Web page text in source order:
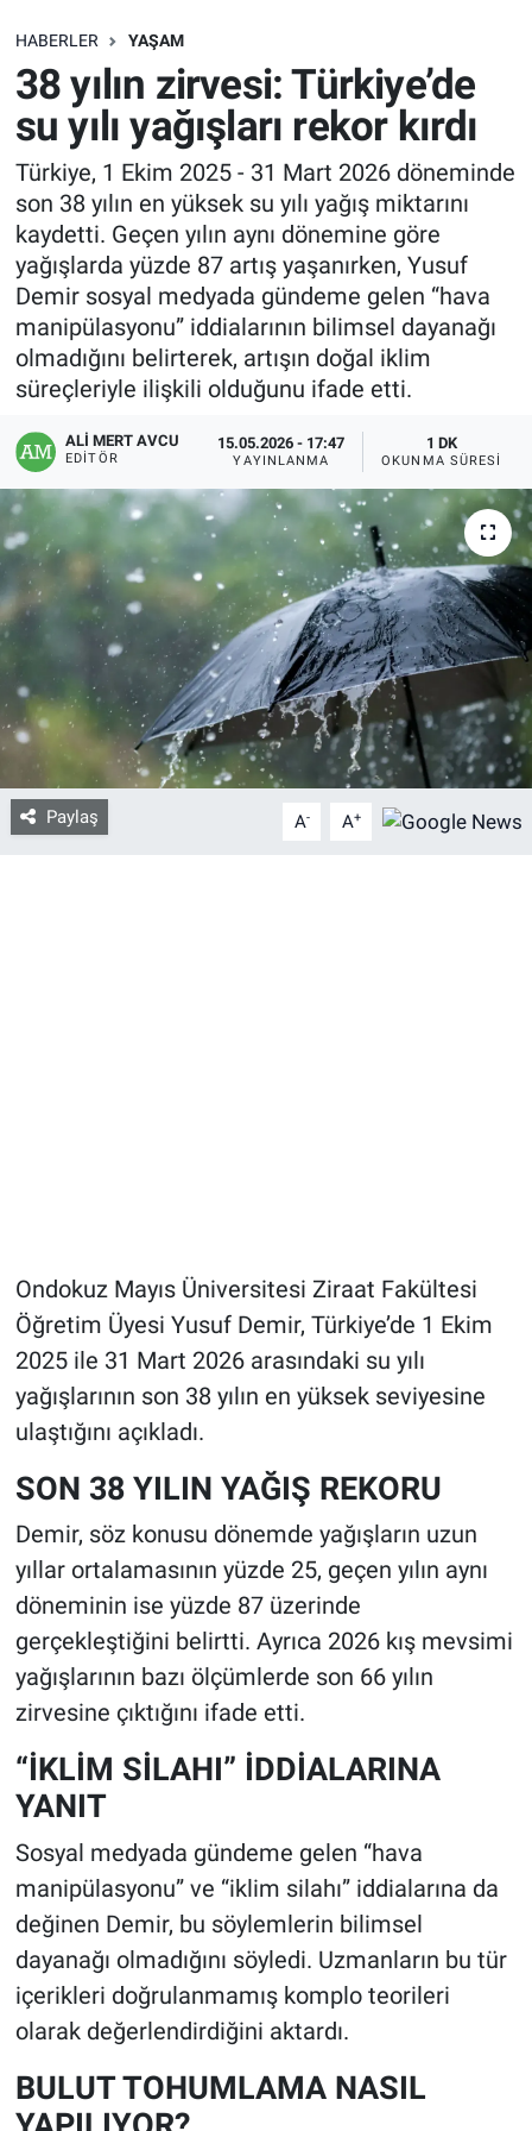
HABERLER YAŞAM
38 yılın zirvesi: Türkiye’de
su yılı yağışları rekor kırdı
Türkiye, 1 Ekim 2025 - 31 Mart 2026 döneminde
son 38 yılın en yüksek su yılı yağış miktarını
kaydetti. Geçen yılın aynı dönemine göre
yağışlarda yüzde 87 artış yaşanırken, Yusuf
Demir sosyal medyada gündeme gelen “hava
manipülasyonu” iddialarının bilimsel dayanağı
olmadığını belirterek, artışın doğal iklim
süreçleriyle ilişkili olduğunu ifade etti.
ALI MERT AVCU
EDITÖR
15.05.2026 - 17:47
YAYINLANMA
1 DK
OKUNMA SÜRESI
Paylaş A- A+
Ondokuz Mayıs Üniversitesi Ziraat Fakültesi
Öğretim Üyesi Yusuf Demir, Türkiye’de 1 Ekim
2025 ile 31 Mart 2026 arasındaki su yılı
yağışlarının son 38 yılın en yüksek seviyesine
ulaştığını açıkladı.
SON 38 YILIN YAĞIŞ REKORU
Demir, söz konusu dönemde yağışların uzun
yıllar ortalamasının yüzde 25, geçen yılın aynı
döneminin ise yüzde 87 üzerinde
gerçekleştiğini belirtti. Ayrıca 2026 kış mevsimi
yağışlarının bazı ölçümlerde son 66 yılın
zirvesine çıktığını ifade etti.
“İKLİM SİLAHI” İDDİALARINA
YANIT
Sosyal medyada gündeme gelen “hava
manipülasyonu” ve “iklim silahı” iddialarına da
değinen Demir, bu söylemlerin bilimsel
dayanağı olmadığını söyledi. Uzmanların bu tür
içerikleri doğrulanmamış komplo teorileri
olarak değerlendirdiğini aktardı.
BULUT TOHUMLAMA NASIL
SAĞLIK
EKONOMİ
EĞİTİM
ÖZEL HABER
Keşfet
ASTROLOJİ
MANŞET
RESMİ İLANLAR
Bize ulaşın
İletişim/Künye
Yaşam
Gözden Kaçmasın
İletişim (Künye)